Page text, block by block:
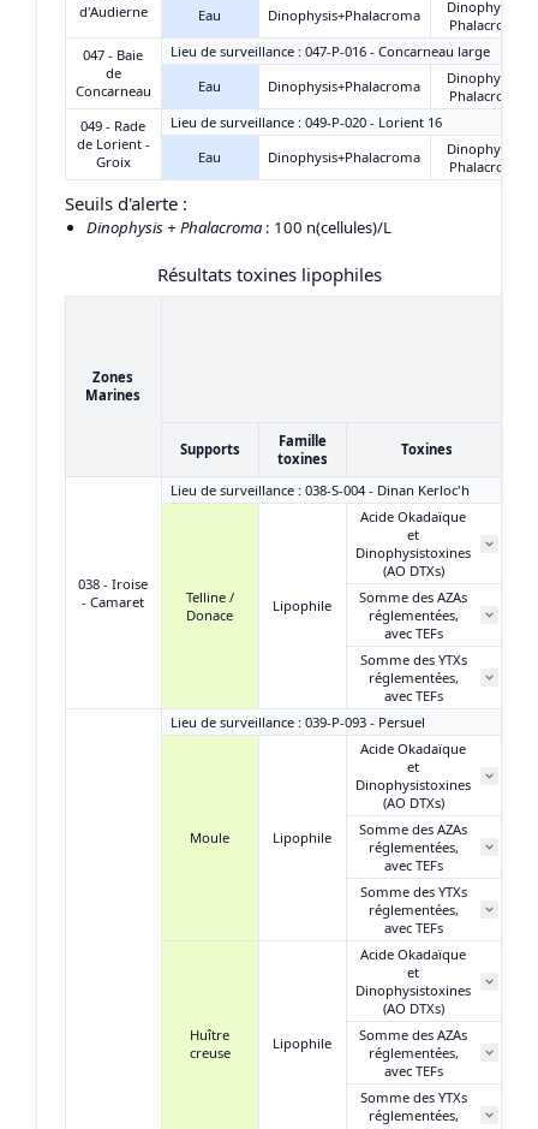
d'Audierne
Eau
Dinophysis+Phalacroma
Dinophysis +
Phalacroma
047 - Baie
de
Concarneau
Lieu de surveillance : 047-P-016 - Concarneau large
Eau
Dinophysis+Phalacroma
Dinophysis +
Phalacroma
049 - Rade
de Lorient -
Groix
Lieu de surveillance : 049-P-020 - Lorient 16
Eau
Dinophysis+Phalacroma
Dinophysis +
Phalacroma
Seuils d'alerte :
Dinophysis + Phalacroma : 100 n(cellules)/L
Résultats toxines lipophiles
Zones
Marines
Supports
Famille
toxines
Toxines
038 - Iroise
- Camaret
Lieu de surveillance : 038-S-004 - Dinan Kerloc'h
Telline /
Donace
Lipophile
Acide Okadaïque
et
Dinophysistoxines
(AO DTXs)
Somme des AZAs
réglementées,
avec TEFs
Somme des YTXs
réglementées,
avec TEFs
Lieu de surveillance : 039-P-093 - Persuel
Moule Lipophile
Acide Okadaïque
et
Dinophysistoxines
(AO DTXs)
Somme des AZAs
réglementées,
avec TEFs
Somme des YTXs
réglementées,
avec TEFs
Huître
creuse
Lipophile
Acide Okadaïque
et
Dinophysistoxines
(AO DTXs)
Somme des AZAs
réglementées,
avec TEFs
Somme des YTXs
réglementées,